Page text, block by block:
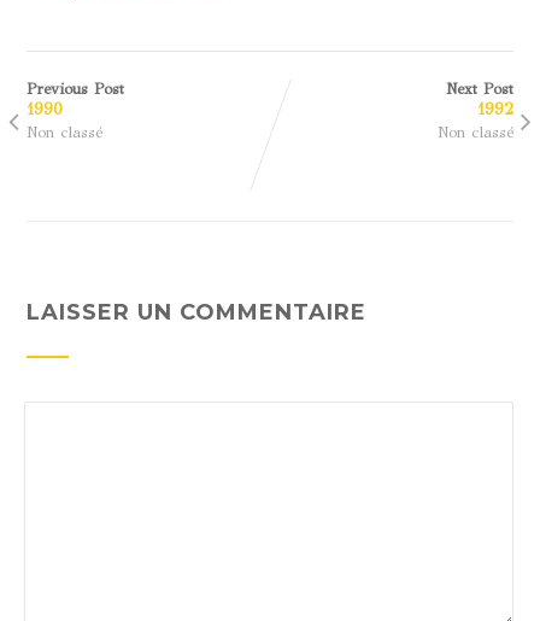
Previous Post
1990
Non classé
Next Post
1992
Non classé
LAISSER UN COMMENTAIRE